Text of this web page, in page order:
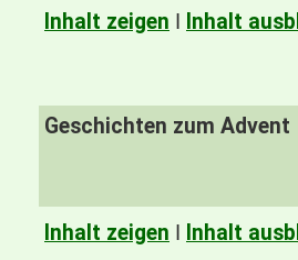
Inhalt zeigen I Inhalt
Geschichten zum Advent
Inhalt zeigen I Inhalt